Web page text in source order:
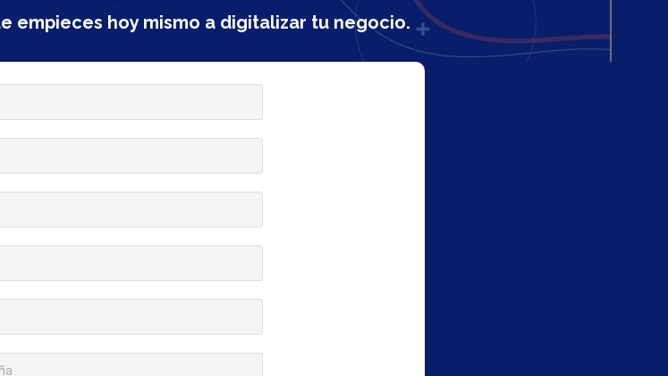
empieces hoy mismo a digitalizar tu negocio.